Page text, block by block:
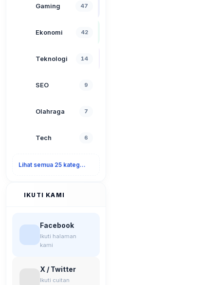
Gaming 47
Ekonomi 42
Teknologi 14
SEO 9
Olahraga 7
Tech 6
Lihat semua 25 kategori
IKUTI KAMI
Facebook
Ikuti halaman
kami
X / Twitter
Ikuti cuitan